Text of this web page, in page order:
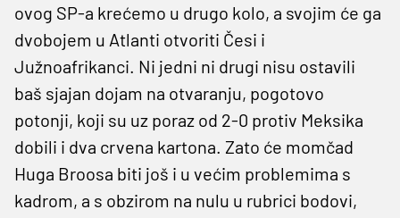
ovog SP-a krećemo u drugo kolo, a svojim će ga
dvobojem u Atlanti otvoriti Česi i
Južnoafrikanci. Ni jedni ni drugi nisu ostavili
baš sjajan dojam na otvaranju, pogotovo
potonji, koji su uz poraz od 2-0 protiv Meksika
dobili i dva crvena kartona. Zato će momčad
Huga Broosa biti još i u većim problemima s
kadrom, a s obzirom na nulu u rubrici bodovi,